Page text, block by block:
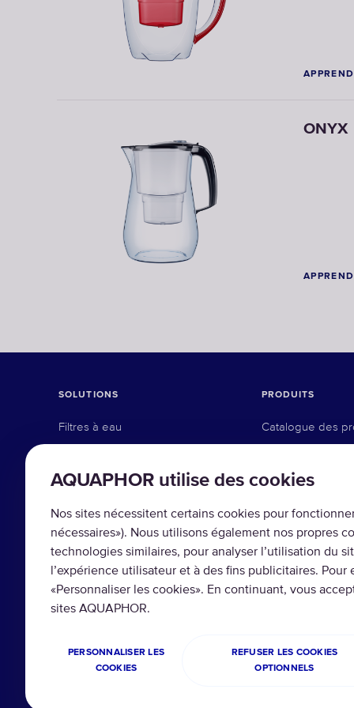
ONYX
AQUAPHOR utilise des cookies
Nos sites nécessitent certains cookies pour
nécessaires»). Nous utilisons également nos propres
technologies similaires, pour analyser l’utilisation du
l’expérience utilisateur et à des fins publicitaires.
«Personnaliser les cookies». En continuant, vous
sites AQUAPHOR.
PERSONNALISER LES
COOKIES
REFUSER LES COOKIES
OPTIONNELS
SOLUTIONS
Filtres à eau
Solutions industrielles
PRODUITS
Catalogue des
Système de
Système sous-
Systèmes de
Pré-filtration